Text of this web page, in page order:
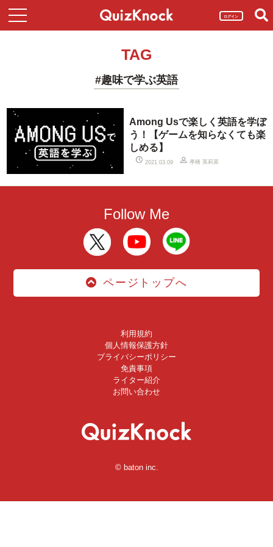
ログイン
TAG
#趣味で学ぶ英語
Among Usで楽しく英語を学ぼ
う！【ゲームを知らなくても楽
しめる】
2021.03.09 孝橋 英莉菜
Follow Me
ページトップへ
利用規約
個人情報保護方針
プライバシーポリシー
免責事項
ライター紹介
お問い合わせ
© baton inc.